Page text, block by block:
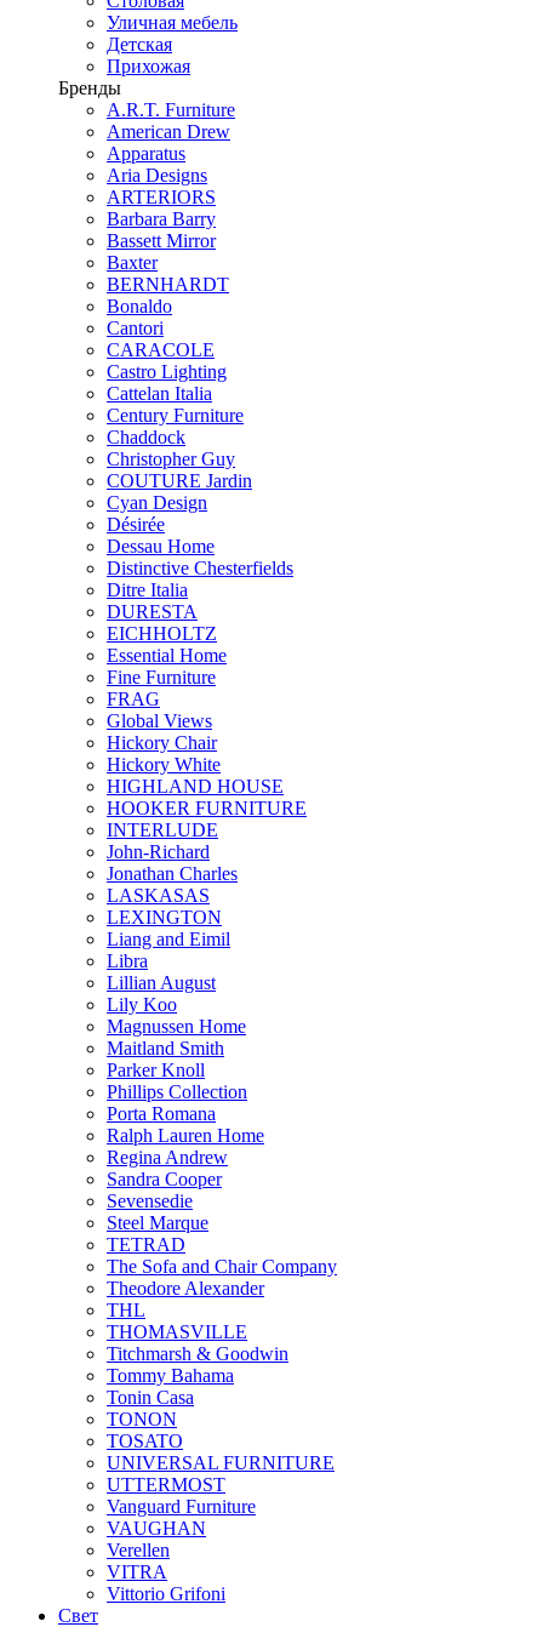
Уличная мебель
Детская
Прихожая
Бренды
A.R.T. Furniture
American Drew
Apparatus
Aria Designs
ARTERIORS
Barbara Barry
Bassett Mirror
Baxter
BERNHARDT
Bonaldo
Cantori
CARACOLE
Castro Lighting
Cattelan Italia
Century Furniture
Chaddock
Christopher Guy
COUTURE Jardin
Cyan Design
Désirée
Dessau Home
Distinctive Chesterfields
Ditre Italia
DURESTA
EICHHOLTZ
Essential Home
Fine Furniture
FRAG
Global Views
Hickory Chair
Hickory White
HIGHLAND HOUSE
HOOKER FURNITURE
INTERLUDE
John-Richard
Jonathan Charles
LASKASAS
LEXINGTON
Liang and Eimil
Libra
Lillian August
Lily Koo
Magnussen Home
Maitland Smith
Parker Knoll
Phillips Collection
Porta Romana
Ralph Lauren Home
Regina Andrew
Sandra Cooper
Sevensedie
Steel Marque
TETRAD
The Sofa and Chair Company
Theodore Alexander
THL
THOMASVILLE
Titchmarsh & Goodwin
Tommy Bahama
Tonin Casa
TONON
TOSATO
UNIVERSAL FURNITURE
UTTERMOST
Vanguard Furniture
VAUGHAN
Verellen
VITRA
Vittorio Grifoni
Свет